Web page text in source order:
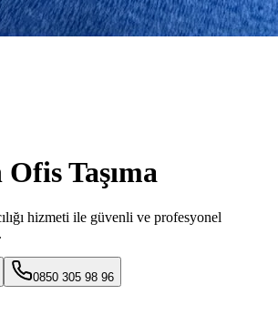
Taşıma
hizmeti ile güvenli ve profesyonel
0850 305 98 96